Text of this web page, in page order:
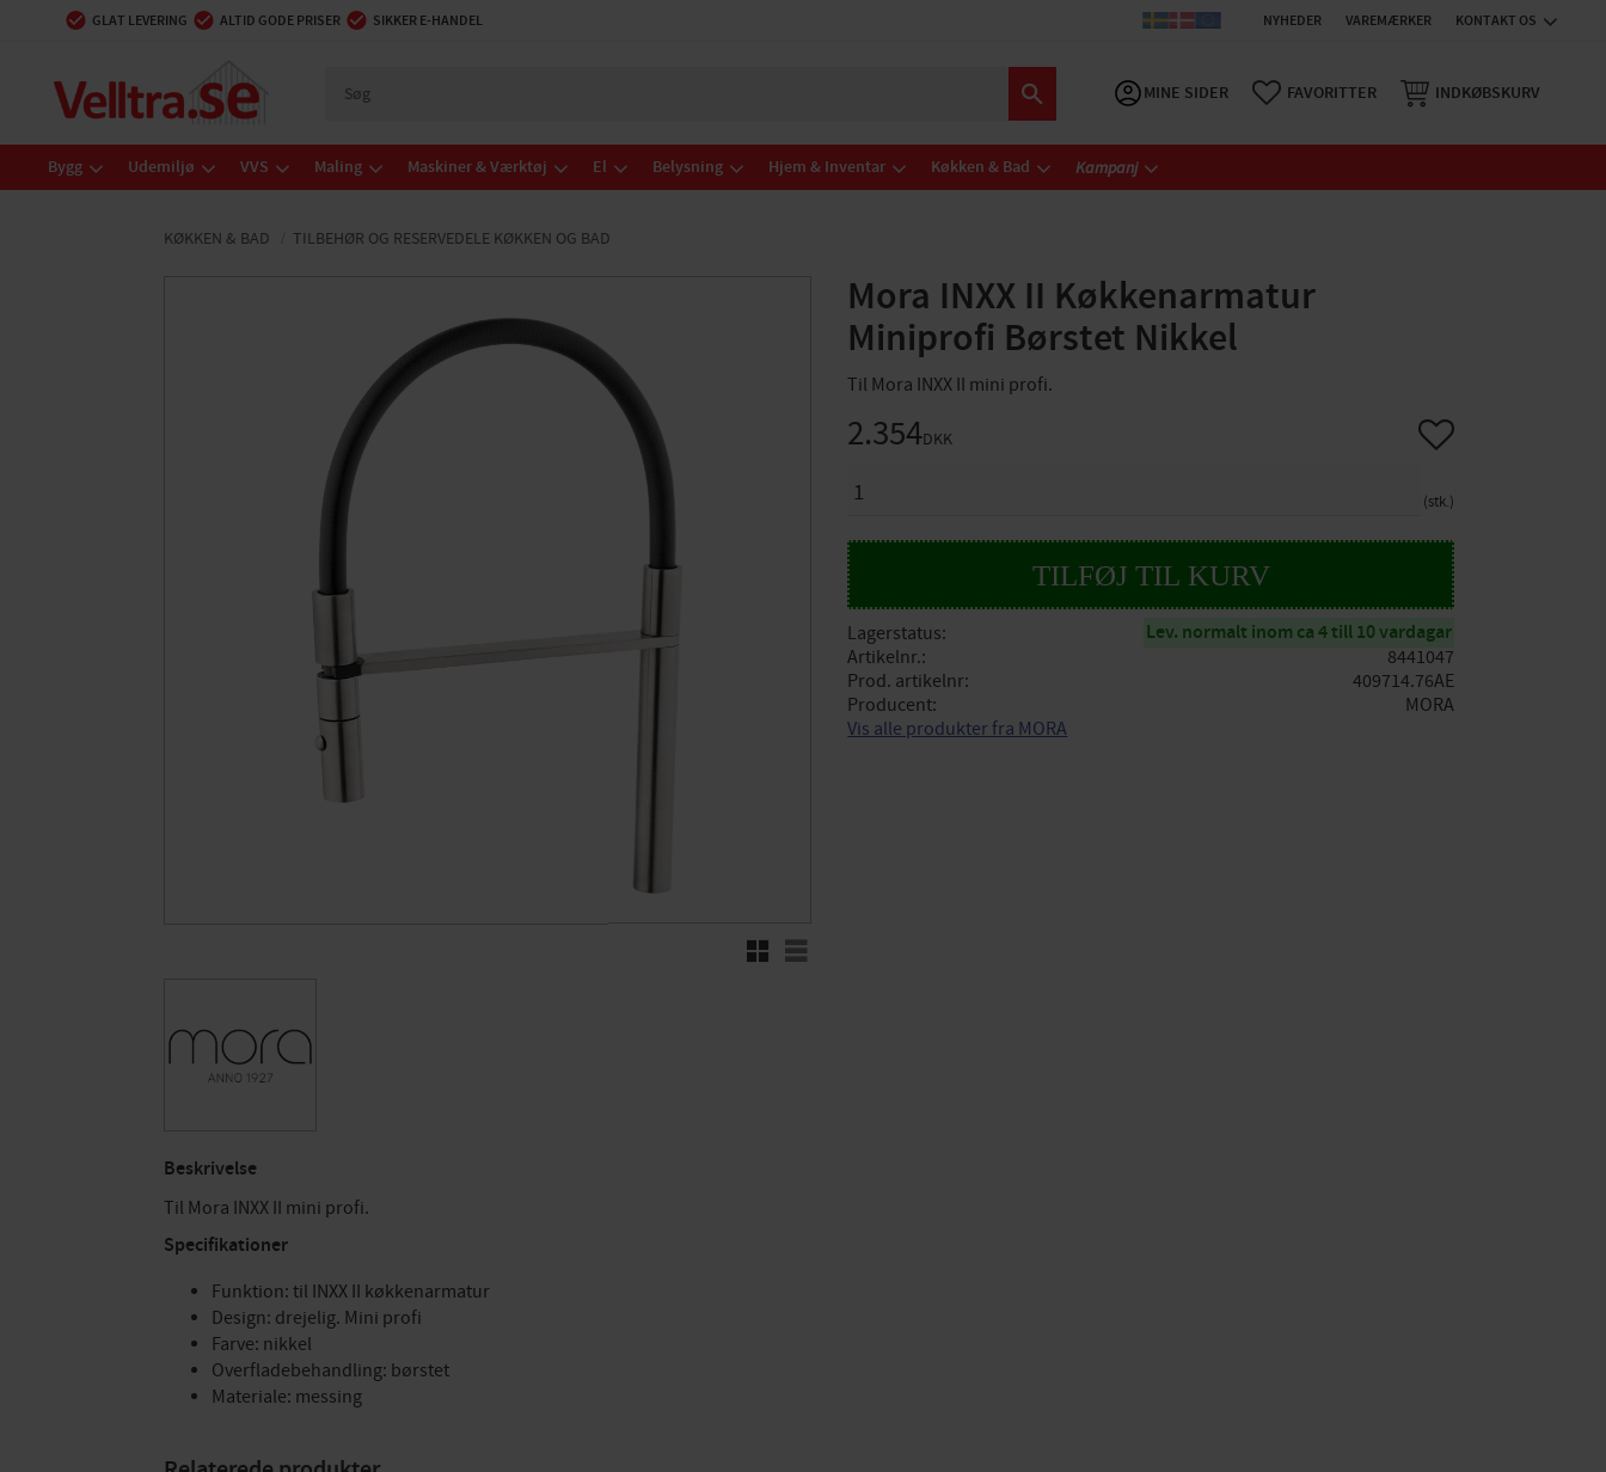
GLAT LEVERING ALTID GODE PRISER SIKKER E-HANDEL NYHEDER VAREMÆRKER KONTAKT OS
MINE SIDER FAVORITTER INDKØBSKURV
Bygg Udemiljø VVS Maling Maskiner & Værktøj El Belysning Hjem & Inventar Køkken & Bad Kampanj
KØKKEN & BAD TILBEHØR OG RESERVEDELE KØKKEN OG BAD
Mora INXX II Køkkenarmatur
Miniprofi Børstet Nikkel
Til Mora INXX II mini profi.
RutenettListe
2.354DKK
stk.
Gem som favorit
Lagerstatus Lev. normalt inom ca 4 till 10 vardagar
Artikelnr.
8441047
Prod. artikelnr
409714.76AE
Producent
MORA
Vis alle produkter fra MORA
Beskrivelse
Til Mora INXX II mini profi.
Specifikationer
Funktion: til INXX II køkkenarmatur
Design: drejelig. Mini profi
Farve: nikkel
Overfladebehandling: børstet
Materiale: messing